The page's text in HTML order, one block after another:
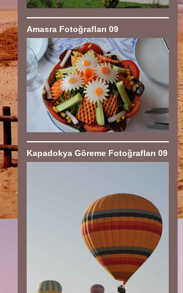
Amasra Fotoğrafları 09
Kapadokya Göreme Fotoğrafları 09